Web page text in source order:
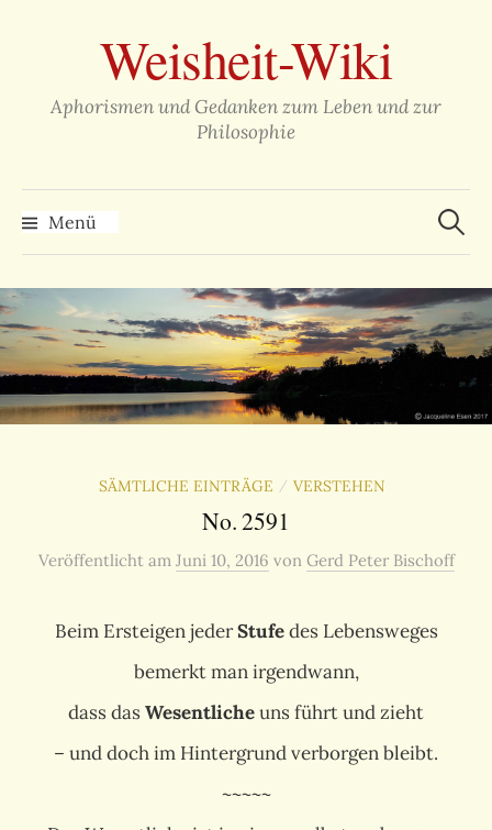
überspringenWeisheit-Wiki
Aphorismen und Gedanken zum Leben und zur
Philosophie
Menü
Suchen
nach:
SÄMTLICHE EINTRÄGE / VERSTEHEN
No. 2591
Veröffentlicht am Juni 10, 2016 von Gerd Peter Bischoff
Beim Ersteigen jederStufedes Lebensweges
bemerkt man irgendwann,
dass dasWesentlicheuns führt und zieht
– und doch im Hintergrund verborgen bleibt.
~~~~~